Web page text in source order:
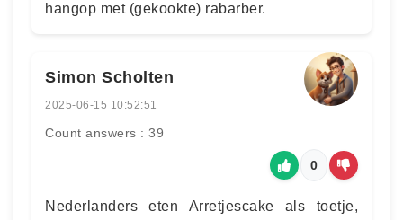
hangop met (gekookte) rabarber.
Simon Scholten
2025-06-15 10:52:51
Count answers : 39
0
Nederlanders eten Arretjescake als toetje,